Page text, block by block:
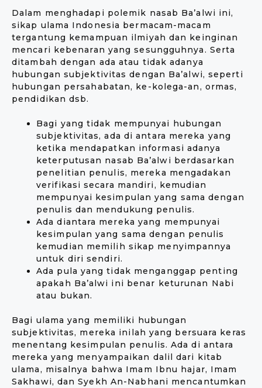
Dalam menghadapi polemik nasab Ba’alwi ini,
sikap ulama Indonesia bermacam-macam
tergantung kemampuan ilmiyah dan keinginan
mencari kebenaran yang sesungguhnya. Serta
ditambah dengan ada atau tidak adanya
hubungan subjektivitas dengan Ba’alwi, seperti
hubungan persahabatan, ke-kolega-an, ormas,
pendidikan dsb.
Bagi yang tidak mempunyai hubungan
subjektivitas, ada di antara mereka yang
ketika mendapatkan informasi adanya
keterputusan nasab Ba’alwi berdasarkan
penelitian penulis, mereka mengadakan
verifikasi secara mandiri, kemudian
mempunyai kesimpulan yang sama dengan
penulis dan mendukung penulis.
Ada diantara mereka yang mempunyai
kesimpulan yang sama dengan penulis
kemudian memilih sikap menyimpannya
untuk diri sendiri.
Ada pula yang tidak menganggap penting
apakah Ba’alwi ini benar keturunan Nabi
atau bukan.
Bagi ulama yang memiliki hubungan
subjektivitas, mereka inilah yang bersuara keras
menentang kesimpulan penulis. Ada di antara
mereka yang menyampaikan dalil dari kitab
ulama, misalnya bahwa Imam Ibnu hajar, Imam
Sakhawi, dan Syekh An-Nabhani mencantumkan